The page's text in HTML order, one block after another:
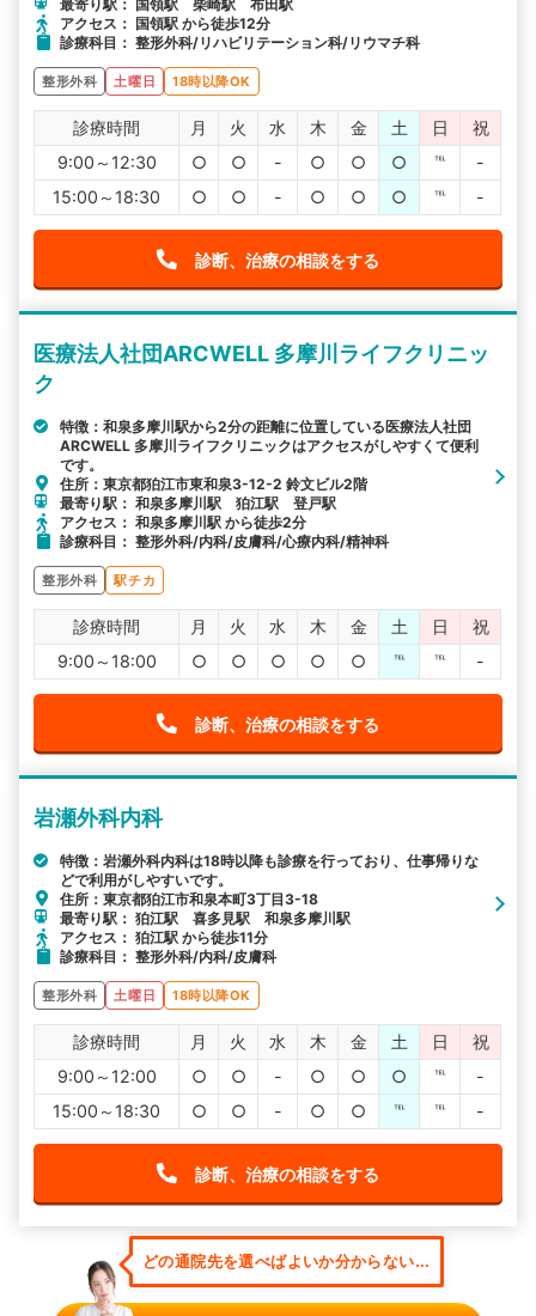
駅から探す
最寄り駅： 国領駅 柴崎駅 布田駅
アクセス： 国領駅 から徒歩12分
診療科目： 整形外科/リハビリテーション科/リウマチ科
整形外科 土曜日 18時以降OK
診療時間 月 火 水 木 金 土 日
祝
9:00～12:30
○ ○ - ○ ○ ○ ℡
-
15:00～18:30
○ ○ - ○ ○ ○ ℡ -
診断、治療の相談をする
医療法人社団ARCWELL 多摩川ライフクリニッ
ク
特徴：和泉多摩川駅から2分の距離に位置している医療法人社団
ARCWELL 多摩川ライフクリニックはアクセスがしやすくて便利
です。
住所：東京都狛江市東和泉3-12-2 鈴文ビル2階
最寄り駅： 和泉多摩川駅 狛江駅 登戸駅
アクセス： 和泉多摩川駅 から徒歩2分
診療科目： 整形外科/内科/皮膚科/心療内科/精神科
整形外科 駅チカ
診療時間 月 火 水 木 金 土 日
祝
9:00～18:00
○ ○ ○ ○ ○ ℡ ℡ -
診断、治療の相談をする
岩瀬外科内科
特徴：岩瀬外科内科は18時以降も診療を行っており、仕事帰りな
どで利用がしやすいです。
住所：東京都狛江市和泉本町3丁目3-18
最寄り駅： 狛江駅 喜多見駅 和泉多摩川駅
アクセス： 狛江駅 から徒歩11分
診療科目： 整形外科/内科/皮膚科
整形外科 土曜日 18時以降OK
診療時間 月 火 水 木 金 土 日
祝
9:00～12:00
○ ○ - ○ ○ ○ ℡
-
15:00～18:30
○ ○ - ○ ○ ℡ ℡ -
診断、治療の相談をする
どの通院先を選べばよいか分からない...